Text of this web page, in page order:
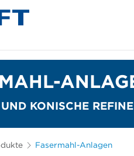
KONISCHE
Fasermahl-Anlagen